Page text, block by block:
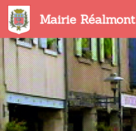
Aller
contenu
principal
Mairie Réalmont